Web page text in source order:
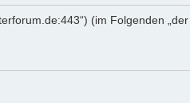
(im Folgenden